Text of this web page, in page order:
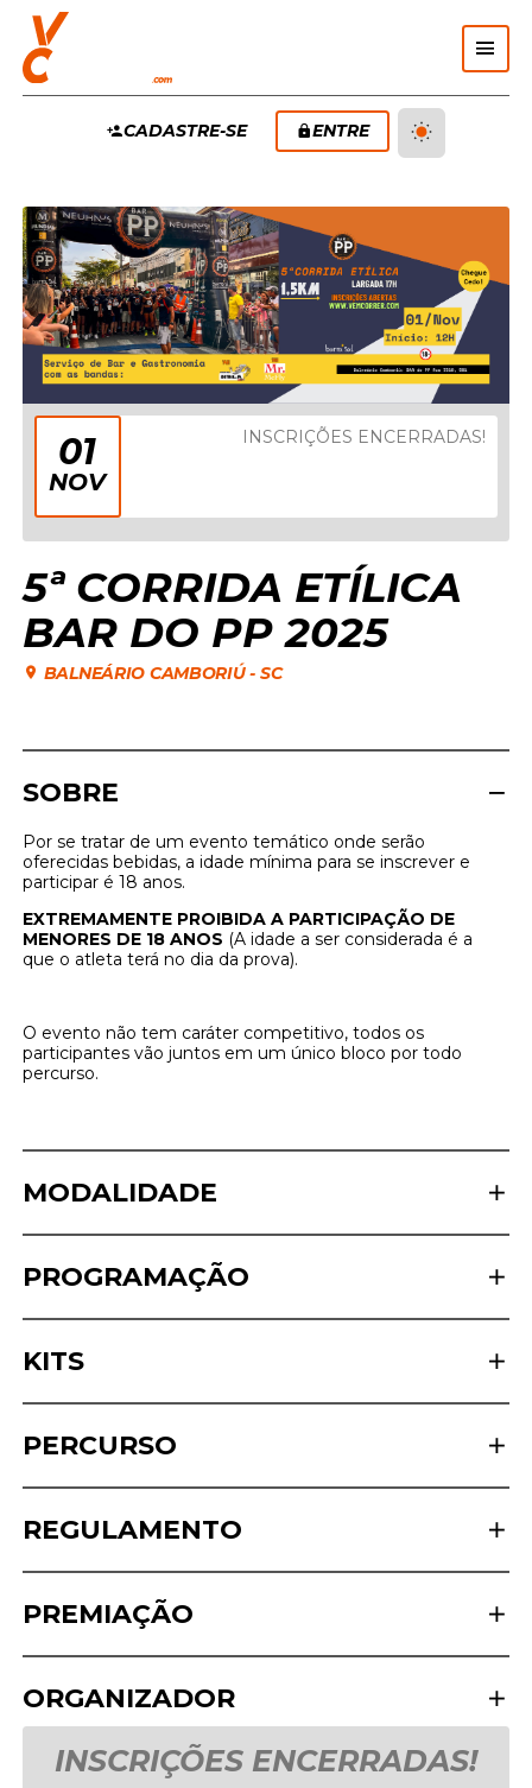
Pular Navegação (s)
PRINCIPALCADASTRE-SE ENTRE
01
NOV
INSCRIÇÕES ENCERRADAS!
5ª CORRIDA ETÍLICA
BAR DO PP 2025
BALNEÁRIO CAMBORIÚ- SC
SOBRE
Por se tratar de um evento temático onde serão
oferecidas bebidas, a idade mínima para se inscrever e
participar é 18 anos.
EXTREMAMENTE PROIBIDA A PARTICIPAÇÃO DE
MENORES DE 18 ANOS (A idade a ser considerada é a
que o atleta terá no dia da prova).
O evento não tem caráter competitivo, todos os
participantes vão juntos em um único bloco por todo
percurso.
MODALIDADE
PROGRAMAÇÃO
KITS
PERCURSO
REGULAMENTO
PREMIAÇÃO
ORGANIZADOR
INSCRIÇÕES ENCERRADAS!